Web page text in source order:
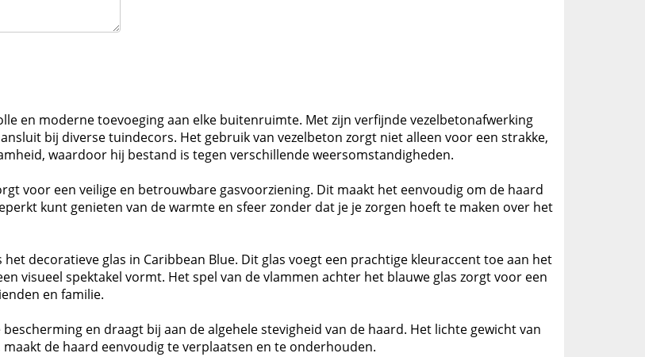
en moderne toevoeging aan elke buitenruimte. Met zijn verfijnde vezelbetonafwerking
bij diverse tuindecors. Het gebruik van vezelbeton zorgt niet alleen voor een strakke,
waardoor hij bestand is tegen verschillende weersomstandigheden.
voor een veilige en betrouwbare gasvoorziening. Dit maakt het eenvoudig om de haard
kunt genieten van de warmte en sfeer zonder dat je je zorgen hoeft te maken over het
decoratieve glas in Caribbean Blue. Dit glas voegt een prachtige kleuraccent toe aan het
visueel spektakel vormt. Het spel van de vlammen achter het blauwe glas zorgt voor een
en familie.
en draagt bij aan de algehele stevigheid van de haard. Het lichte gewicht van
de haard eenvoudig te verplaatsen en te onderhouden.